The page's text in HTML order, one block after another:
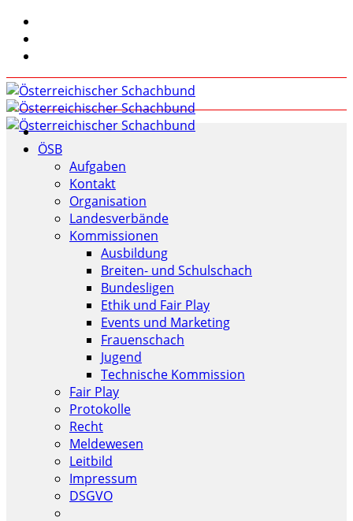
ÖSB
Aufgaben
Kontakt
Organisation
Landesverbände
Kommissionen
Ausbildung
Breiten- und Schulschach
Bundesligen
Ethik und Fair Play
Events und Marketing
Frauenschach
Jugend
Technische Kommission
Fair Play
Protokolle
Recht
Meldewesen
Leitbild
Impressum
DSGVO